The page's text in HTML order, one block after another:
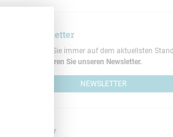
Newsletter
Bleiben Sie immer auf dem aktuellsten
Abonnieren Sie unseren Newsletter.
NEWSLETTER
Archiv